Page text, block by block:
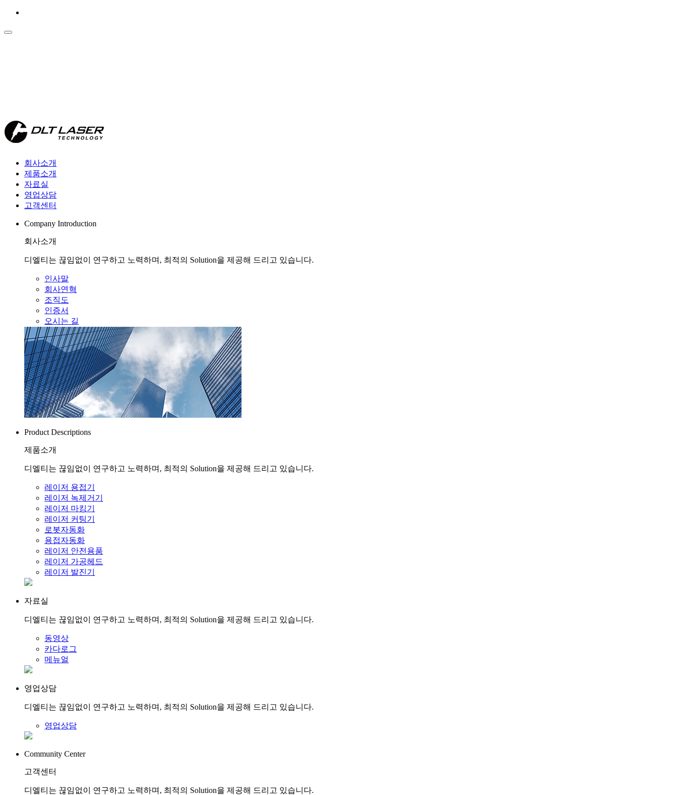
회사소개
제품소개
자료실
영업상담
고객센터
Company Introduction
회사소개
디엘티는 끊임없이 연구하고 노력하며, 최적의 Solution을 제공해 드리고 있습니다.
인사말
회사연혁
조직도
인증서
오시는 길
Product Descriptions
제품소개
디엘티는 끊임없이 연구하고 노력하며, 최적의 Solution을 제공해 드리고 있습니다.
레이저 용접기
레이저 녹제거기
레이저 마킹기
레이저 커팅기
로봇자동화
용접자동화
레이저 안전용품
레이저 가공헤드
레이저 발진기
자료실
디엘티는 끊임없이 연구하고 노력하며, 최적의 Solution을 제공해 드리고 있습니다.
동영상
카다로그
메뉴얼
영업상담
디엘티는 끊임없이 연구하고 노력하며, 최적의 Solution을 제공해 드리고 있습니다.
영업상담
Community Center
고객센터
디엘티는 끊임없이 연구하고 노력하며, 최적의 Solution을 제공해 드리고 있습니다.